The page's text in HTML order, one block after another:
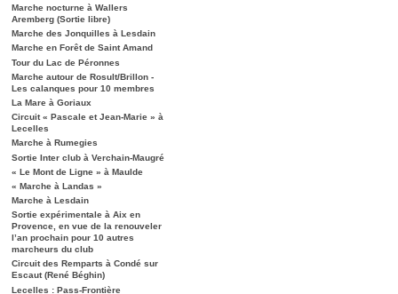
Marche nocturne à Wallers
Aremberg (Sortie libre)
Marche des Jonquilles à Lesdain
Marche en Forêt de Saint Amand
Tour du Lac de Péronnes
Marche autour de Rosult/Brillon -
Les calanques pour 10 membres
La Mare à Goriaux
Circuit « Pascale et Jean-Marie » à
Lecelles
Marche à Rumegies
Sortie Inter club à Verchain-Maugré
« Le Mont de Ligne » à Maulde
« Marche à Landas »
Marche à Lesdain
Sortie expérimentale à Aix en
Provence, en vue de la renouveler
l’an prochain pour 10 autres
marcheurs du club
Circuit des Remparts à Condé sur
Escaut (René Béghin)
Lecelles : Pass-Frontière